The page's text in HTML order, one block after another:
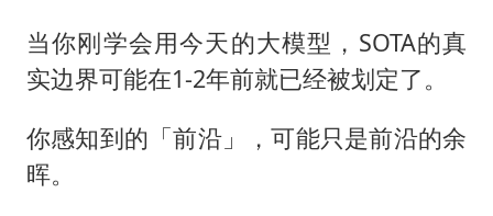
当你刚学会用今天的大模型，SOTA的真
实边界可能在1-2年前就已经被划定了。
你感知到的「前沿」，可能只是前沿的余
晖。